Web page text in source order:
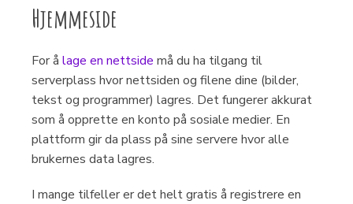
Hjemmeside
For å lage en nettside må du ha tilgang til
serverplass hvor nettsiden og filene dine (bilder,
tekst og programmer) lagres. Det fungerer akkurat
som å opprette en konto på sosiale medier. En
plattform gir da plass på sine servere hvor alle
brukernes data lagres.
I mange tilfeller er det helt gratis å registrere en